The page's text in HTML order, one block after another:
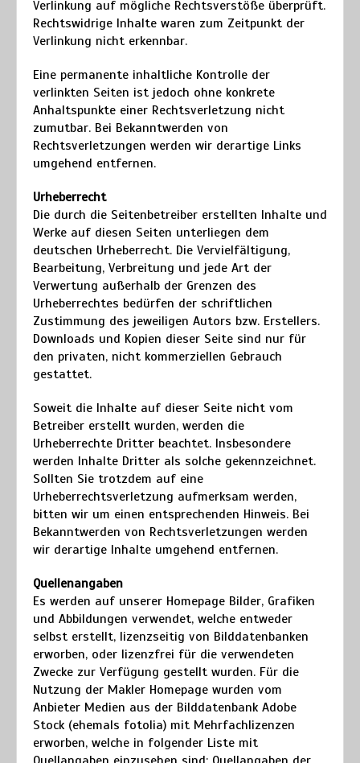
Verlinkung auf mögliche Rechtsverstöße überprüft.
Rechtswidrige Inhalte waren zum Zeitpunkt der
Verlinkung nicht erkennbar.
Eine permanente inhaltliche Kontrolle der
verlinkten Seiten ist jedoch ohne konkrete
Anhaltspunkte einer Rechtsverletzung nicht
zumutbar. Bei Bekanntwerden von
Rechtsverletzungen werden wir derartige Links
umgehend entfernen.
Urheberrecht
Die durch die Seitenbetreiber erstellten Inhalte und
Werke auf diesen Seiten unterliegen dem
deutschen Urheberrecht. Die Vervielfältigung,
Bearbeitung, Verbreitung und jede Art der
Verwertung außerhalb der Grenzen des
Urheberrechtes bedürfen der schriftlichen
Zustimmung des jeweiligen Autors bzw. Erstellers.
Downloads und Kopien dieser Seite sind nur für
den privaten, nicht kommerziellen Gebrauch
gestattet.
Soweit die Inhalte auf dieser Seite nicht vom
Betreiber erstellt wurden, werden die
Urheberrechte Dritter beachtet. Insbesondere
werden Inhalte Dritter als solche gekennzeichnet.
Sollten Sie trotzdem auf eine
Urheberrechtsverletzung aufmerksam werden,
bitten wir um einen entsprechenden Hinweis. Bei
Bekanntwerden von Rechtsverletzungen werden
wir derartige Inhalte umgehend entfernen.
Quellenangaben
Es werden auf unserer Homepage Bilder, Grafiken
und Abbildungen verwendet, welche entweder
selbst erstellt, lizenzseitig von Bilddatenbanken
erworben, oder lizenzfrei für die verwendeten
Zwecke zur Verfügung gestellt wurden. Für die
Nutzung der Makler Homepage wurden vom
Anbieter Medien aus der Bilddatenbank Adobe
Stock (ehemals fotolia) mit Mehrfachlizenzen
erworben, welche in folgender Liste mit